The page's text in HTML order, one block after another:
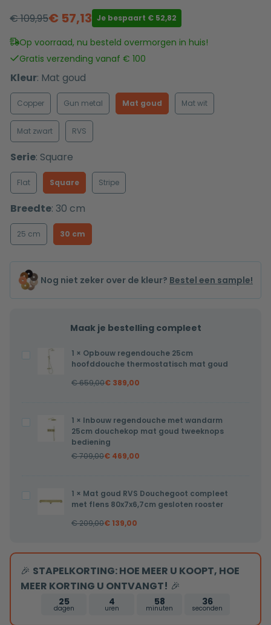
€109,95
Oorspronkelijke
prijs
was:
€ 109,95.
€ 57,13
Huidige
prijs
is:
€ 57,13.
Je bespaart € 52,82
Op voorraad, nu besteld overmorgen in huis!
Gratis verzending vanaf € 100
Kleur: Mat goud
Copper Gun metal Mat goud Mat wit
Mat zwart RVS
Serie: Square
Flat Square Stripe
Breedte: 30 cm
25 cm 30 cm
Nog niet zeker over de kleur? Bestel een sample!
Maak je bestelling compleet
Opbouw
regendouche
thermostatisch
mat
1 × Opbouw regendouche 25cm
hoofddouche thermostatisch mat goud
€659,00€ 389,00
Inbouw
regendouche
douchekop
1 × Inbouw regendouche met wandarm
25cm douchekop mat goud tweeknops
bediening
€709,00€ 469,00
compleet
met
flens
80x7x6,7cm
gesloten
1 × Mat goud RVS Douchegoot compleet
met flens 80x7x6,7cm gesloten rooster
€209,00€ 139,00
🎉 STAPELKORTING: HOE MEER U KOOPT, HOE
MEER KORTING U ONTVANGT! 🎉
25
dagen
4
uren
58
minuten
35
seconden